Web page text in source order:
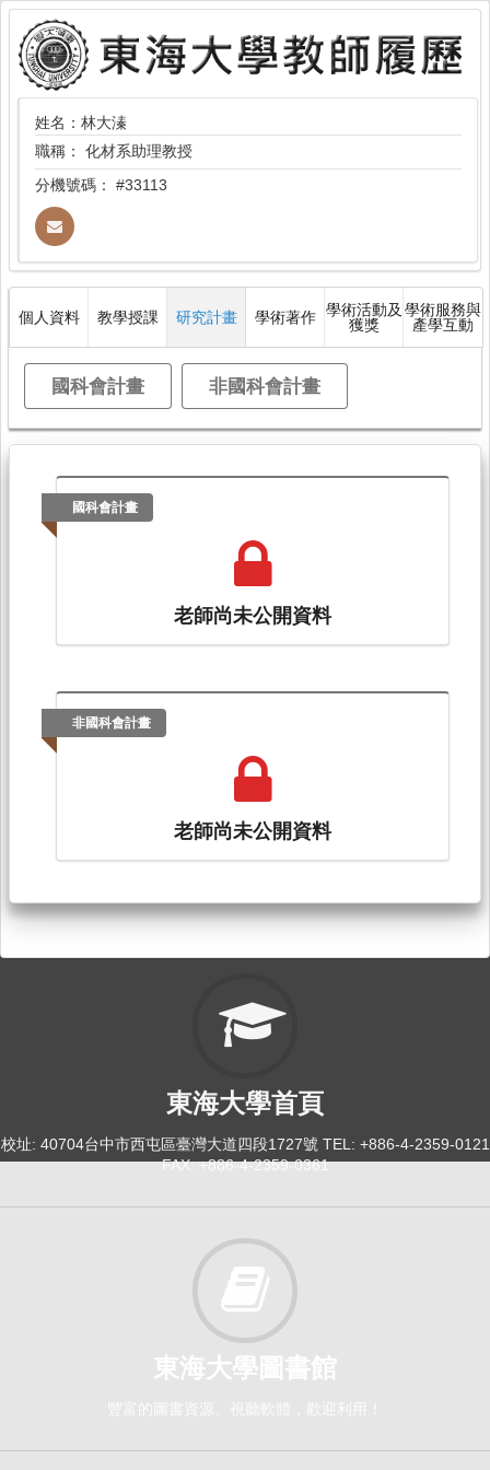
姓名：林大溱
職稱： 化材系助理教授
分機號碼： #33113
個人資料 教學授課 研究計畫 學術著作 學術活動及
獲獎
學術服務與
產學互動
國科會計畫 非國科會計畫
國科會計畫
老師尚未公開資料
非國科會計畫
老師尚未公開資料
東海大學首頁
校址: 40704台中市西屯區臺灣大道四段1727號 TEL: +886-4-2359-0121
FAX: +886-4-2359-0361
東海大學圖書館
豐富的圖書資源、視聽軟體，歡迎利用！